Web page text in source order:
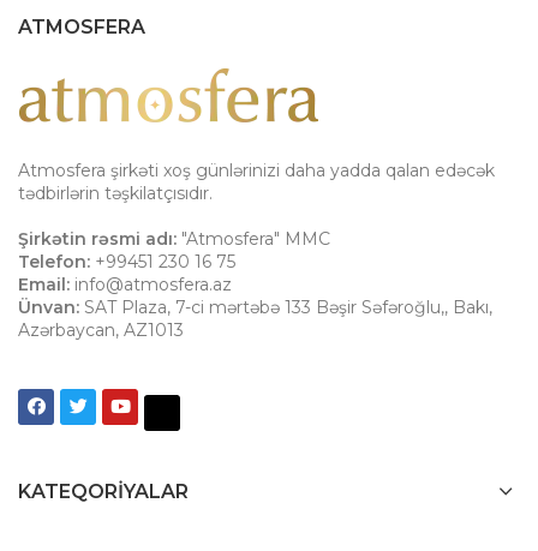
ATMOSFERA
Atmosfera şirkəti xoş günlərinizi daha yadda qalan edəcək
tədbirlərin təşkilatçısıdır.
Şirkətin rəsmi adı: "Atmosfera" MMC
Telefon: +99451 230 16 75
Email: info@atmosfera.az
Ünvan: SAT Plaza, 7-ci mərtəbə 133 Bəşir Səfəroğlu,, Bakı,
Azərbaycan, AZ1013
KATEQORIYALAR